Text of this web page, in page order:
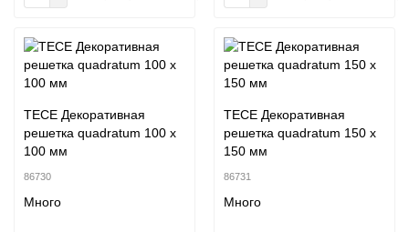
TECE Декоративная
решетка quadratum 100 х
100 мм
86730
Много
TECE Декоративная
решетка quadratum 150 х
150 мм
86731
Много